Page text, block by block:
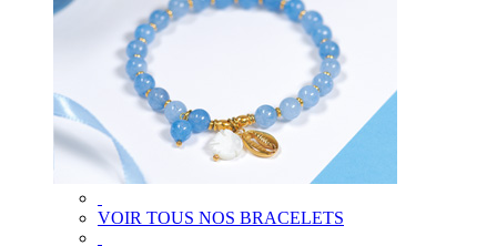
VOIR TOUS NOS BRACELETS